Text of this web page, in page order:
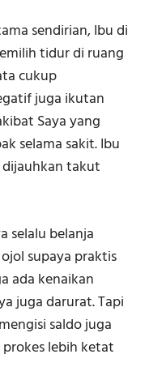
sendirian, Ibu di
tidur di ruang
cukup
juga ikutan
Saya yang
selama sakit. Ibu
dijauhkan takut
selalu belanja
supaya praktis
ada kenaikan
juga darurat. Tapi
saldo juga
lebih ketat